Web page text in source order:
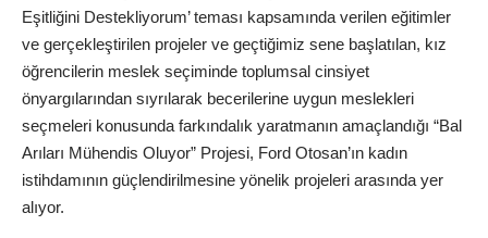
Eşitliğini Destekliyorum’ teması kapsamında verilen eğitimler
ve gerçekleştirilen projeler ve geçtiğimiz sene başlatılan, kız
öğrencilerin meslek seçiminde toplumsal cinsiyet
önyargılarından sıyrılarak becerilerine uygun meslekleri
seçmeleri konusunda farkındalık yaratmanın amaçlandığı “Bal
Arıları Mühendis Oluyor” Projesi, Ford Otosan’ın kadın
istihdamının güçlendirilmesine yönelik projeleri arasında yer
alıyor.